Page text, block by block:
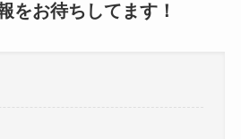
をお待ちしてます！